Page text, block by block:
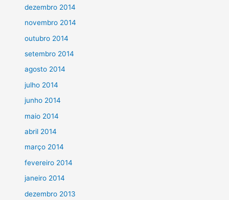
dezembro 2014
novembro 2014
outubro 2014
setembro 2014
agosto 2014
julho 2014
junho 2014
maio 2014
abril 2014
março 2014
fevereiro 2014
janeiro 2014
dezembro 2013